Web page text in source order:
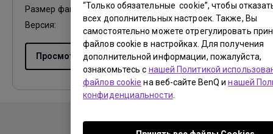
“Только обязательные cookie”, чтобы
всех дополнительных настроек. Также, Вы
самостоятельно можете отрегулировать
файлов cookie в настройках. Для получения
дополнительной информации, пожалуйста,
ознакомьтесь с нашей Политикой
файлов cookie на веб-сайте BenQ инашей
конфиденциальности
Размер файла: 6.46 MB
Версия:
Просмотр